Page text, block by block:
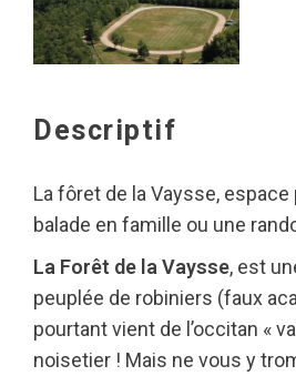
Descriptif
La fôret de la Vaysse,
balade en famille ou une
La Forêt de la Vaysse, est
peuplée de robiniers (faux
pourtant vient de l’occitan «
noisetier ! Mais ne vous y